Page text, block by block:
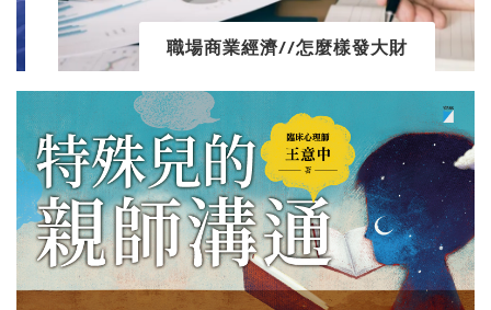
職場商業經濟//怎麼樣發大財